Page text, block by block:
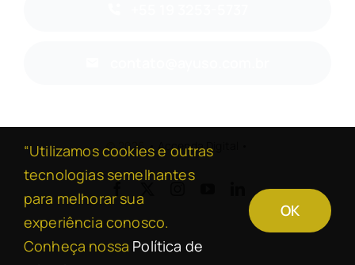
© 2026• Accenda Digital •
Back to top
“Utilizamos cookies e outras
tecnologias semelhantes
para melhorar sua
experiência conosco.
Conheça nossa Política de
OK